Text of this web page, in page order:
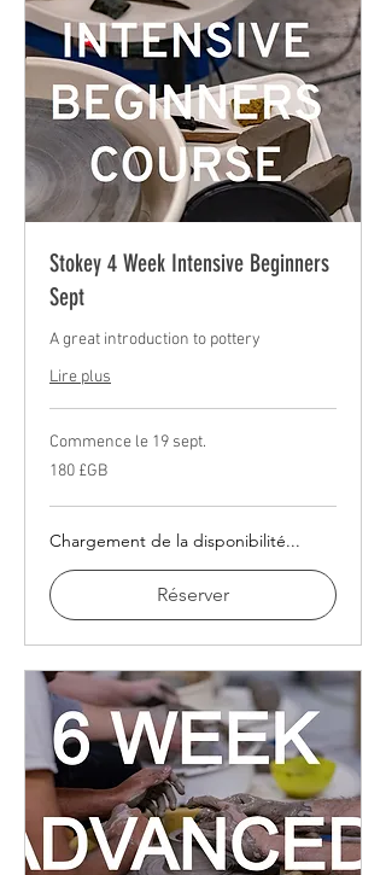
Stokey 4 Week Intensive Beginners
Sept
A great introduction to pottery
Lire plus
Commence le 19 sept.
180
livres
180 £GB
Chargement de la disponibilité...
Réserver